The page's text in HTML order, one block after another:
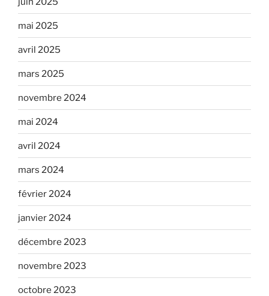
mai 2025
avril 2025
mars 2025
novembre 2024
mai 2024
avril 2024
mars 2024
février 2024
janvier 2024
décembre 2023
novembre 2023
octobre 2023